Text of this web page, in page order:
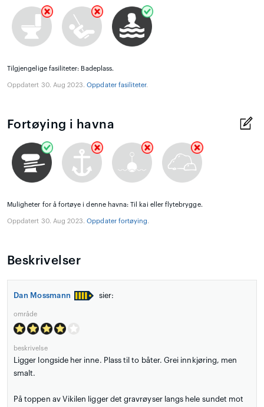
Tilgjengelige fasiliteter: Badeplass.
Oppdatert 30. Aug 2023.Oppdater fasiliteter.
Fortøying i havna
Muligheter for å fortøye i denne havna: Til kai eller flytebrygge.
Oppdatert 30. Aug 2023.Oppdater fortøying.
Beskrivelser
Dan Mossmann sier:
område
beskrivelse
Ligger longside her inne. Plass til to båter. Grei innkjøring, men
smalt.
På toppen av Vikilen ligger det gravrøyser langs hele sundet mot